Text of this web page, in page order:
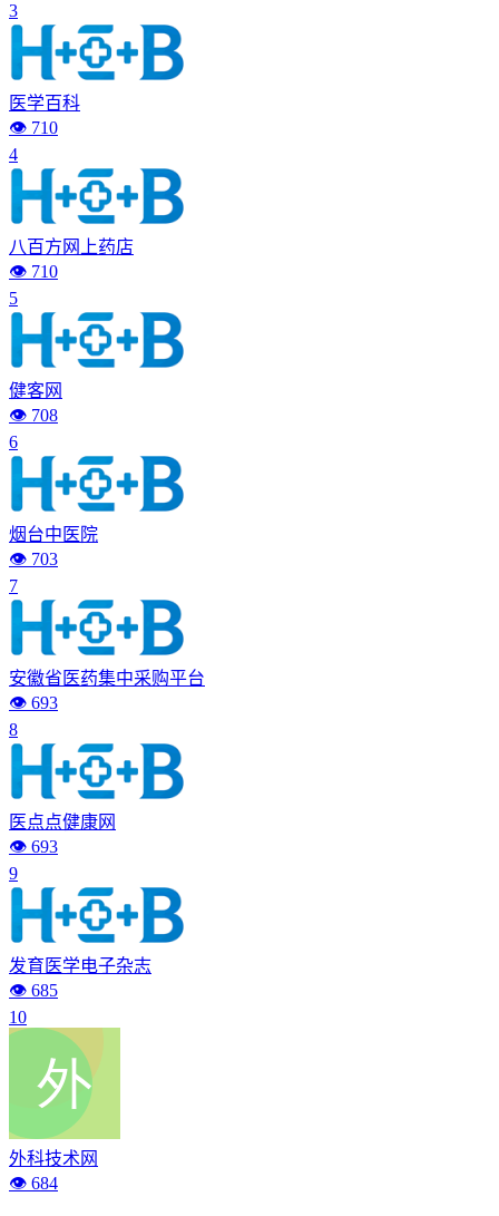
3
医学百科
👁️ 710
4
八百方网上药店
👁️ 710
5
健客网
👁️ 708
6
烟台中医院
👁️ 703
7
安徽省医药集中采购平台
👁️ 693
8
医点点健康网
👁️ 693
9
发育医学电子杂志
👁️ 685
10
外科技术网
👁️ 684